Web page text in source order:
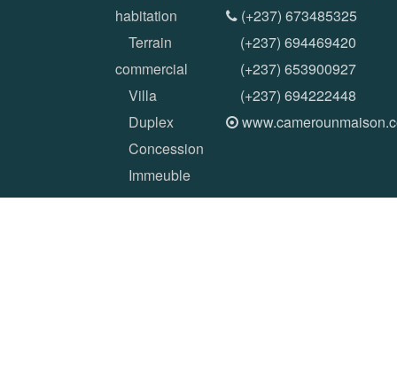
habitation
Terrain
commercial
Villa
Duplex
Concession
Immeuble
(+237) 673485325
(+237) 694469420
(+237) 653900927
(+237) 694222448